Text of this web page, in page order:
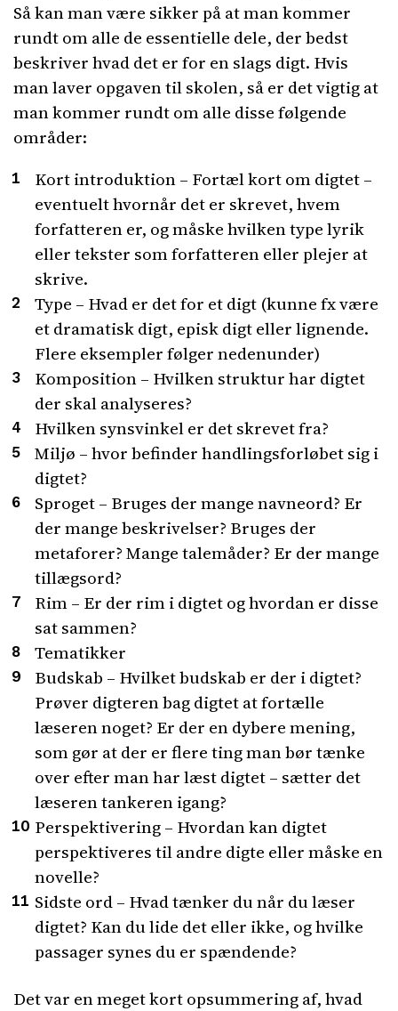
Så kan man være sikker på at man kommer
rundt om alle de essentielle dele, der bedst
beskriver hvad det er for en slags digt. Hvis
man laver opgaven til skolen, så er det vigtig at
man kommer rundt om alle disse følgende
områder:
Kort introduktion – Fortæl kort om digtet –
eventuelt hvornår det er skrevet, hvem
forfatteren er, og måske hvilken type lyrik
eller tekster som forfatteren eller plejer at
skrive.
Type – Hvad er det for et digt (kunne fx være
et dramatisk digt, episk digt eller lignende.
Flere eksempler følger nedenunder)
Komposition – Hvilken struktur har digtet
der skal analyseres?
Hvilken synsvinkel er det skrevet fra?
Miljø – hvor befinder handlingsforløbet sig i
digtet?
Sproget – Bruges der mange navneord? Er
der mange beskrivelser? Bruges der
metaforer? Mange talemåder? Er der mange
tillægsord?
Rim – Er der rim i digtet og hvordan er disse
sat sammen?
Tematikker
Budskab – Hvilket budskab er der i digtet?
Prøver digteren bag digtet at fortælle
læseren noget? Er der en dybere mening,
som gør at der er flere ting man bør tænke
over efter man har læst digtet – sætter det
læseren tankeren igang?
Perspektivering – Hvordan kan digtet
perspektiveres til andre digte eller måske en
novelle?
Sidste ord – Hvad tænker du når du læser
digtet? Kan du lide det eller ikke, og hvilke
passager synes du er spændende?
Det var en meget kort opsummering af, hvad